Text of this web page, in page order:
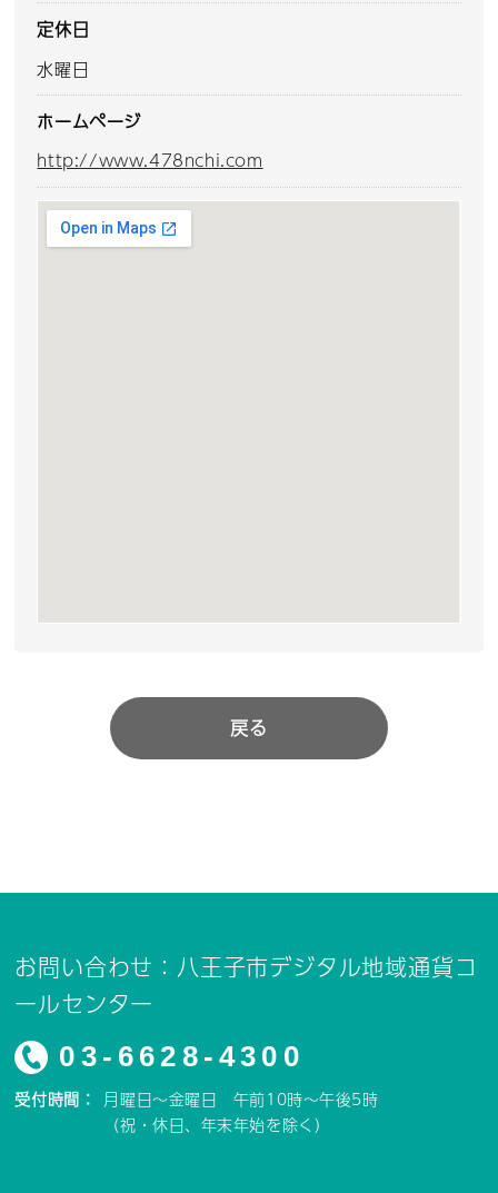
定休日
水曜日
ホームページ
http://www.478nchi.com
戻る
お問い合わせ：八王子市デジタル地域通貨コ
ールセンター
03-6628-4300
受付時間： 月曜日～金曜日 午前10時～午後5時
（祝・休日、年末年始を除く）